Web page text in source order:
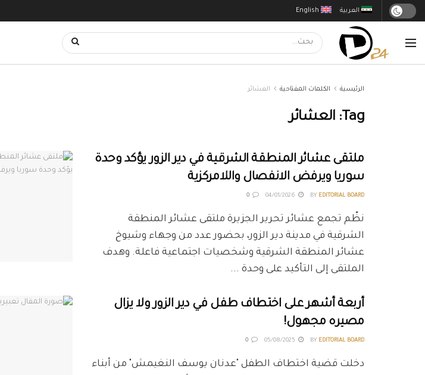
English العربية
الرئيسية الكلمات المفتاحية العشائر
Tag: العشائر
ملتقى عشائر المنطقة الشرقية في دير الزور يؤكد وحدة
سوريا ويرفض الانفصال واللامركزية
BY EDITORIAL BOARD
0
نظّم تجمع عشائر تحرير الجزيرة ملتقى عشائر المنطقة
الشرقية في مدينة دير الزور، بحضور عدد من وجهاء وشيوخ
عشائر المنطقة الشرقية وشخصيات اجتماعية فاعلة. وهدف
الملتقى إلى التأكيد على وحدة ...
أربعة أشهر على اختطاف طفل في دير الزور ولا يزال
مصيره مجهول!
BY EDITORIAL BOARD
0
دخلت قضية اختطاف الطفل "عدنان يوسف النغيمش" من أبناء